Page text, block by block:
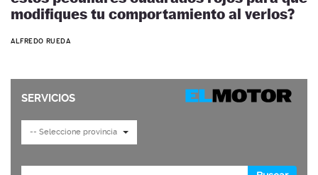
modifiques tu comportamiento al verlos?
ALFREDO RUEDA